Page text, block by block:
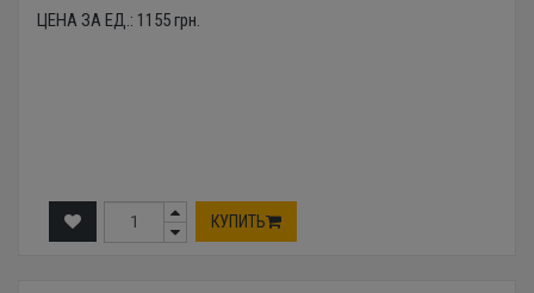
ЦЕНА ЗА ЕД.: 1155грн.
КУПИТЬ